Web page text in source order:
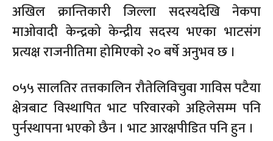
अखिल क्रान्तिकारी जिल्ला सदस्यदेखि नेकपा
माओवादी केन्द्रको केन्द्रीय सदस्य भएका भाटसंग
प्रत्यक्ष राजनीतिमा होमिएको २० बर्षे अनुभव छ ।
०५५ सालतिर तत्तकालिन रौतेलिविचुवा गाविस पटैया
क्षेत्रबाट विस्थापित भाट परिवारको अहिलेसम्म पनि
पुर्नस्थापना भएको छैन । भाट आरक्षपीडित पनि हुन ।